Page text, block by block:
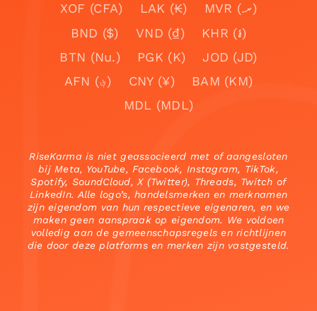
XOF (CFA)
LAK (₭)
MVR (.ރ)
BND ($)
VND (₫)
KHR (៛)
BTN (Nu.)
PGK (K)
JOD (JD)
AFN (؋)
CNY (¥)
BAM (KM)
MDL (MDL)
RiseKarma is niet geassocieerd met of aangesloten
bij Meta, YouTube, Facebook, Instagram, TikTok,
Spotify, SoundCloud, X (Twitter), Threads, Twitch of
LinkedIn. Alle logo’s, handelsmerken en merknamen
zijn eigendom van hun respectieve eigenaren, en we
maken geen aanspraak op eigendom. We voldoen
volledig aan de gemeenschapsregels en richtlijnen
die door deze platforms en merken zijn vastgesteld.